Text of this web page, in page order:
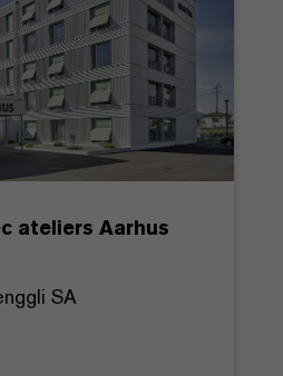
ateliers Aarhus
SA